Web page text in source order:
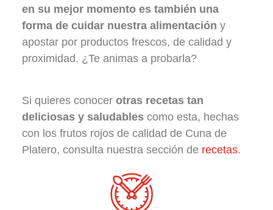
en su mejor momento es también una
forma de cuidar nuestra alimentación y
apostar por productos frescos, de calidad y
proximidad. ¿Te animas a probarla?
Si quieres conocer otras recetas tan
deliciosas y saludablescomo esta, hechas
con los frutos rojos de calidad de Cuna de
Platero, consulta nuestra sección de recetas.